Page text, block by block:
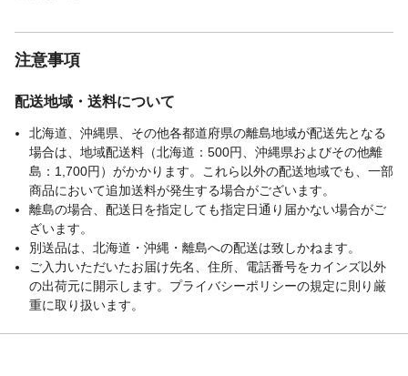
注意事項
配送地域・送料について
北海道、沖縄県、その他各都道府県の離島地域が配送先となる
場合は、地域配送料（北海道：500円、沖縄県およびその他離
島：1,700円）がかかります。これら以外の配送地域でも、一部
商品において追加送料が発生する場合がございます。
離島の場合、配送日を指定しても指定日通り届かない場合がご
ざいます。
別送品は、北海道・沖縄・離島への配送は致しかねます。
ご入力いただいたお届け先名、住所、電話番号をカインズ以外
の出荷元に開示します。プライバシーポリシーの規定に則り厳
重に取り扱います。